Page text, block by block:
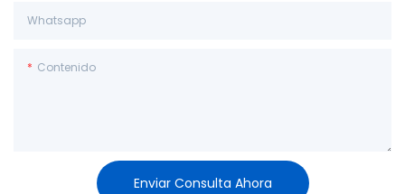
Whatsapp
Contenido
Enviar Consulta Ahora